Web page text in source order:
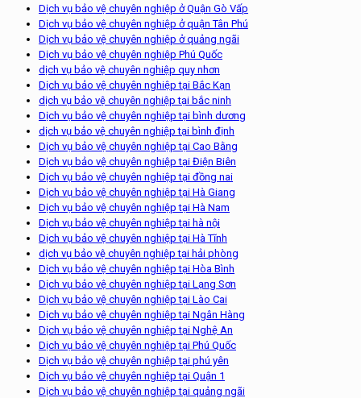
Dịch vụ bảo vệ chuyên nghiệp ở Quận Gò Vấp
Dịch vụ bảo vệ chuyên nghiệp ở quận Tân Phú
Dịch vụ bảo vệ chuyên nghiệp ở quảng ngãi
Dịch vụ bảo vệ chuyên nghiệp Phú Quốc
dịch vụ bảo vệ chuyên nghiệp quy nhơn
Dịch vụ bảo vệ chuyên nghiệp tại Bắc Kạn
dịch vụ bảo vệ chuyên nghiệp tại bắc ninh
Dịch vụ bảo vệ chuyên nghiệp tại bình dương
dịch vụ bảo vệ chuyên nghiệp tại bình định
Dịch vụ bảo vệ chuyên nghiệp tại Cao Bằng
Dịch vụ bảo vệ chuyên nghiệp tại Điện Biên
Dịch vụ bảo vệ chuyên nghiệp tại đồng nai
Dịch vụ bảo vệ chuyên nghiệp tại Hà Giang
Dịch vụ bảo vệ chuyên nghiệp tại Hà Nam
Dịch vụ bảo vệ chuyên nghiệp tại hà nội
Dịch vụ bảo vệ chuyên nghiệp tại Hà Tĩnh
dịch vụ bảo vệ chuyên nghiệp tại hải phòng
Dịch vụ bảo vệ chuyên nghiệp tại Hòa Bình
Dịch vụ bảo vệ chuyên nghiệp tại Lạng Sơn
Dịch vụ bảo vệ chuyên nghiệp tại Lào Cai
Dịch vụ bảo vệ chuyên nghiệp tại Ngân Hàng
Dịch vụ bảo vệ chuyên nghiệp tại Nghệ An
Dịch vụ bảo vệ chuyên nghiệp tại Phú Quốc
Dịch vụ bảo vệ chuyên nghiệp tại phú yên
Dịch vụ bảo vệ chuyên nghiệp tại Quận 1
Dịch vụ bảo vệ chuyên nghiệp tại quảng ngãi